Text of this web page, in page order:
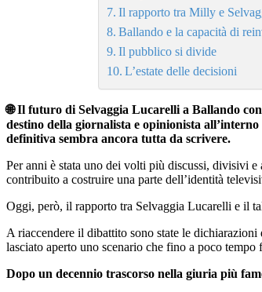
Il rapporto tra Milly e
Ballando e la capacità di
Il pubblico si divide
L’estate delle decisioni
🌐 Il futuro di Selvaggia Lucarelli a Ballando
destino della giornalista e opinionista
definitiva sembra ancora tutta da scrivere.
Per anni è stata uno dei volti più discussi, divisivi
contribuito a costruire una parte dell’identità
Oggi, però, il rapporto tra Selvaggia Lucarelli e il
A riaccendere il dibattito sono state le
lasciato aperto uno scenario che fino a poco tempo
Dopo un decennio trascorso nella giuria più